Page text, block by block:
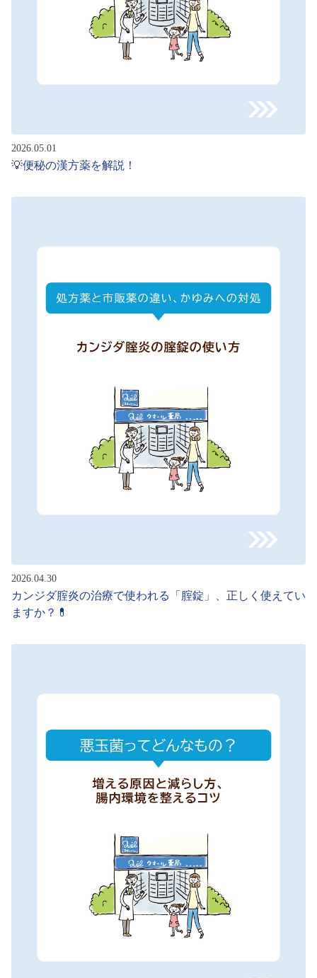
2026.05.01
💡便秘の漢方薬を解説！
2026.04.30
カンジダ腟炎の治療で使われる「腟錠」、正しく使えてい
ますか？💊